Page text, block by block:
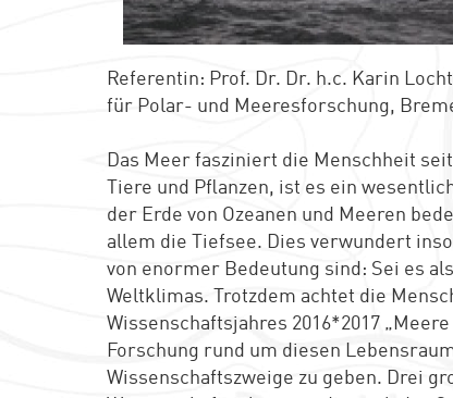
Referentin: Prof. Dr. Dr. h.c. Karin
für Polar- und Meeresforschung,
Das Meer fasziniert die Menschheit
Tiere und Pflanzen, ist es ein
der Erde von Ozeanen und Meeren
allem die Tiefsee. Dies verwundert
von enormer Bedeutung sind: Sei es
Weltklimas. Trotzdem achtet die
Wissenschaftsjahres 2016*2017
Forschung rund um diesen
Wissenschaftszweige zu geben. Drei